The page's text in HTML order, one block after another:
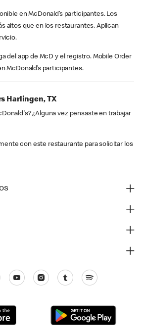
en McDonald’s participantes. Los
altos que en los restaurantes. Aplican
del app de McD y el registro. Mobile Order
McDonald’s participantes.
Harlingen, TX
¿Alguna vez pensaste en trabajar
con este restaurante para solicitar los